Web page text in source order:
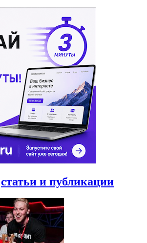
статьи и публикации